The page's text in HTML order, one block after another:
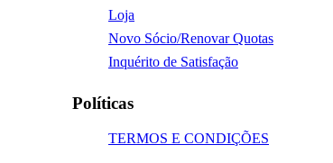
Loja
Novo Sócio/Renovar Quotas
Inquérito de Satisfação
Políticas
TERMOS E CONDIÇÕES